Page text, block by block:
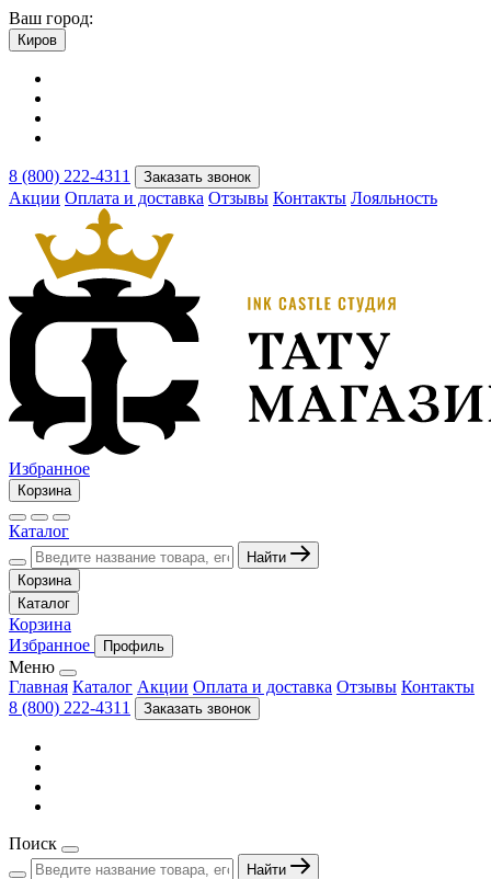
Ваш город:
Киров
8 (800) 222-4311 Заказать звонок
Акции Оплата и доставка Отзывы Контакты Лояльность
Избранное
Корзина
Каталог
Найти
Корзина
Каталог
Корзина
Избранное
Профиль
Меню
Главная Каталог Акции Оплата и доставка Отзывы Контакты
8 (800) 222-4311
Заказать звонок
Поиск
Найти